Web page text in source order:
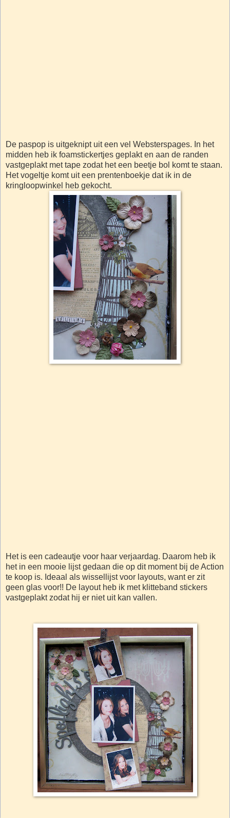
De paspop is uitgeknipt uit een vel Websterspages. In het
midden heb ik foamstickertjes geplakt en aan de randen
vastgeplakt met tape zodat het een beetje bol komt te staan.
Het vogeltje komt uit een prentenboekje dat ik in de
kringloopwinkel heb gekocht.
Het is een cadeautje voor haar verjaardag. Daarom heb ik
het in een mooie lijst gedaan die op dit moment bij de Action
te koop is. Ideaal als wissellijst voor layouts, want er zit
geen glas voor!! De layout heb ik met klitteband stickers
vastgeplakt zodat hij er niet uit kan vallen.